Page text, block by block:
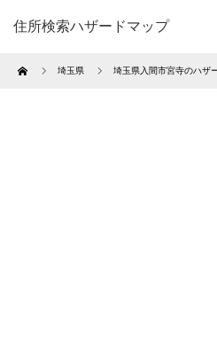
住所検索ハザードマップ
Home 埼玉県 埼玉県入間市宮寺のハザ